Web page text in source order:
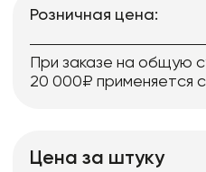
Розничная цена:
При заказе на общую
20 000₽ применяется
Цена за штуку